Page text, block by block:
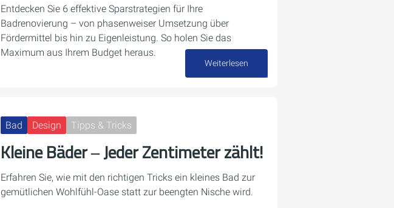
Entdecken Sie 6 effektive Sparstrategien für Ihre
Badrenovierung – von phasenweiser Umsetzung über
Fördermittel bis hin zu Eigenleistung. So holen Sie das
Maximum aus Ihrem Budget heraus.
Weiterlesen
Bad Design Tipps & Tricks
Kleine Bäder ‒ Jeder Zentimeter zählt!
Erfahren Sie, wie mit den richtigen Tricks ein kleines Bad zur
gemütlichen Wohlfühl-Oase statt zur beengten Nische wird.